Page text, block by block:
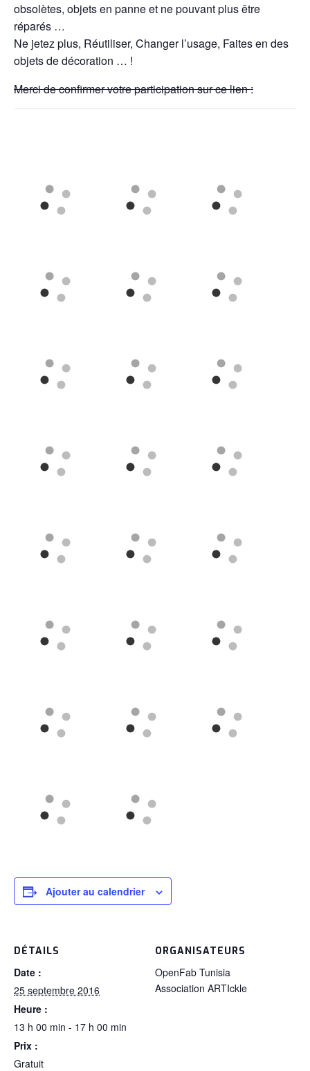
obsolètes, objets en panne et ne pouvant plus être
réparés …
Ne jetez plus, Réutiliser, Changer l’usage, Faites en des
objets de décoration … !
Merci de confirmer votre participation sur ce lien :
Ajouter au calendrier
DÉTAILS
Date :
25 septembre 2016
Heure :
13 h 00 min - 17 h 00 min
Prix :
Gratuit
ORGANISATEURS
OpenFab Tunisia
Association ARTIckle